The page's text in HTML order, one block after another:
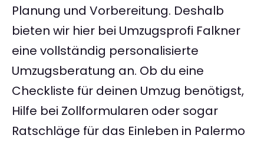
Planung und Vorbereitung. Deshalb
bieten wir hier bei Umzugsprofi Falkner
eine vollständig personalisierte
Umzugsberatung an. Ob du eine
Checkliste für deinen Umzug benötigst,
Hilfe bei Zollformularen oder sogar
Ratschläge für das Einleben in Palermo